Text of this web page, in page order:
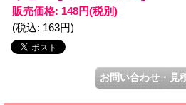
販売価格: 148円(税別)
(税込: 163円)